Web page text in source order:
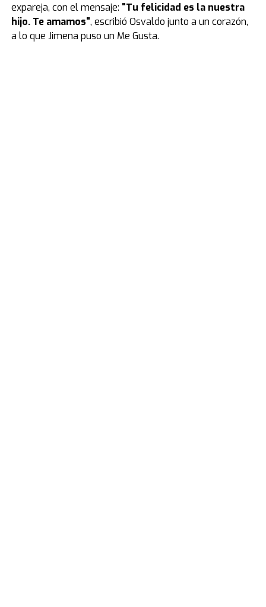
expareja, con el mensaje: "Tu felicidad es la nuestra
hijo. Te amamos", escribió Osvaldo junto a un corazón,
a lo que Jimena puso un Me Gusta.